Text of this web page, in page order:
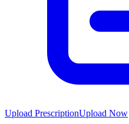
Upload PrescriptionUpload Now